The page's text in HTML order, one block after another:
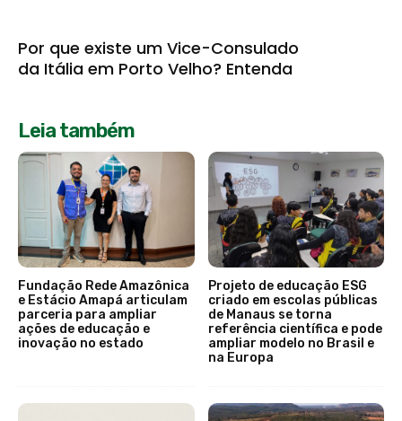
Por que existe um Vice-Consulado
da Itália em Porto Velho? Entenda
Leia também
Fundação Rede Amazônica
e Estácio Amapá articulam
parceria para ampliar
ações de educação e
inovação no estado
Projeto de educação ESG
criado em escolas públicas
de Manaus se torna
referência científica e pode
ampliar modelo no Brasil e
na Europa